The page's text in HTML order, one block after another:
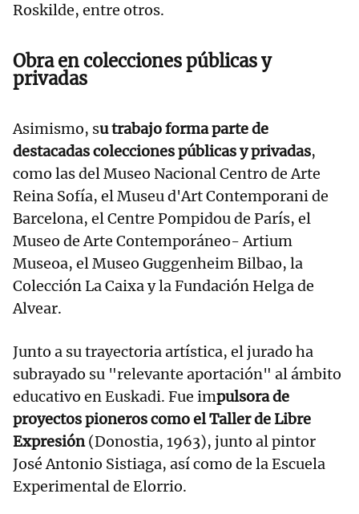
Roskilde, entre otros.
Obra en colecciones públicas y
privadas
Asimismo, su trabajo forma parte de
destacadas colecciones públicas y privadas,
como las del Museo Nacional Centro de Arte
Reina Sofía, el Museu d'Art Contemporani de
Barcelona, el Centre Pompidou de París, el
Museo de Arte Contemporáneo- Artium
Museoa, el Museo Guggenheim Bilbao, la
Colección La Caixa y la Fundación Helga de
Alvear.
Junto a su trayectoria artística, el jurado ha
subrayado su "relevante aportación" al ámbito
educativo en Euskadi. Fue impulsora de
proyectos pioneros como el Taller de Libre
Expresión(Donostia, 1963), junto al pintor
José Antonio Sistiaga, así como de la Escuela
Experimental de Elorrio.